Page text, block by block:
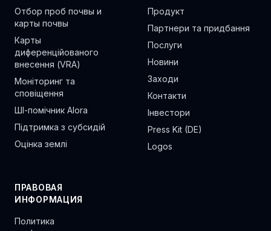
Отбор проб почвы и
карты почвы
Карты
диференційованого
внесення (VRA)
Моніторинг та
сповіщення
ШІ-помічник Alora
Підтримка з субсидій
Оцінка землі
Продукт
Партнери та придбання
Послуги
Новини
Заходи
Контакти
Інвестори
Press Kit (DE)
Logos
ПРАВОВАЯ
ИНФОРМАЦИЯ
Политика